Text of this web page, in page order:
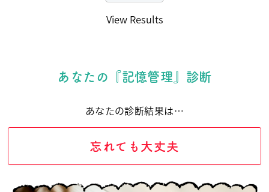
View Results
あなたの『記憶管理』診断
あなたの診断結果は…
忘れても大丈夫